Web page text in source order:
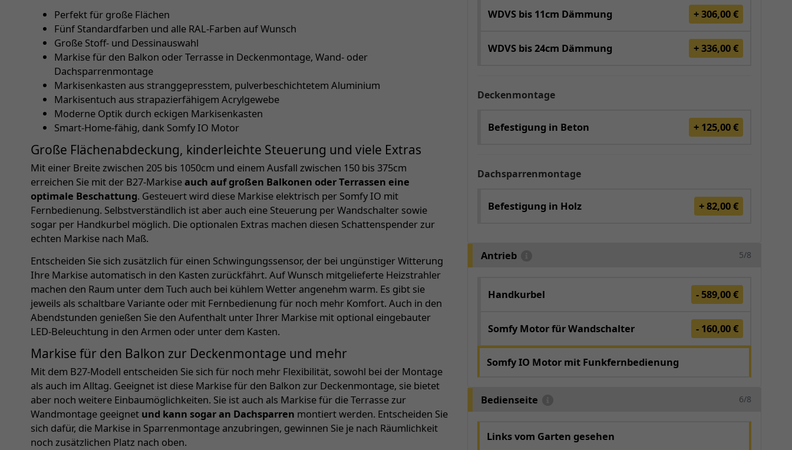
Perfekt für große Flächen
Fünf Standardfarben und alle RAL-Farben auf Wunsch
Große Stoff- und Dessinauswahl
Markise für den Balkon oder Terrasse in Deckenmontage, Wand- oder
Dachsparrenmontage
Markisenkasten aus stranggepresstem, pulverbeschichtetem Aluminium
Markisentuch aus strapazierfähigem Acrylgewebe
Moderne Optik durch eckigen Markisenkasten
Smart-Home-fähig, dank Somfy IO Motor
Große Flächenabdeckung, kinderleichte Steuerung und viele Extras
Mit einer Breite zwischen 205 bis 1050cm und einem Ausfall zwischen 150 bis 375cm
erreichen Sie mit der B27-Markiseauch auf großen Balkonen oder Terrassen eine
optimale Beschattung. Gesteuert wird diese Markise elektrisch per Somfy IO mit
Fernbedienung. Selbstverständlich ist aber auch eine Steuerung per Wandschalter sowie
sogar per Handkurbel möglich. Die optionalen Extras machen diesen Schattenspender zur
echten Markise nach Maß.
Entscheiden Sie sich zusätzlich für einen Schwingungssensor, der bei ungünstiger Witterung
Ihre Markise automatisch in den Kasten zurückfährt. Auf Wunsch mitgelieferte Heizstrahler
machen den Raum unter dem Tuch auch bei kühlem Wetter angenehm warm. Es gibt sie
jeweils als schaltbare Variante oder mit Fernbedienung für noch mehr Komfort. Auch in den
Abendstunden genießen Sie den Aufenthalt unter Ihrer Markise mit optional eingebauter
LED-Beleuchtung in den Armen oder unter dem Kasten.
Markise für den Balkon zur Deckenmontage und mehr
Mit dem B27-Modell entscheiden Sie sich für noch mehr Flexibilität, sowohl bei der Montage
als auch im Alltag. Geeignet ist diese Markise für den Balkon zur Deckenmontage, sie bietet
aber noch weitere Einbaumöglichkeiten. Sie ist auch als Markise für die Terrasse zur
Wandmontage geeignet und kann sogar an Dachsparren montiert werden. Entscheiden Sie
sich dafür, die Markise in Sparrenmontage anzubringen, gewinnen Sie je nach Räumlichkeit
noch zusätzlichen Platz nach oben.
WDVS bis 11cm Dämmung + 306,00 €
WDVS bis 24cm Dämmung + 336,00 €
Deckenmontage
Befestigung in Beton + 125,00 €
Dachsparrenmontage
Befestigung in Holz + 82,00 €
Antrieb 5/8
Handkurbel - 589,00 €
Somfy Motor für Wandschalter - 160,00 €
Somfy IO Motor mit Funkfernbedienung
Bedienseite 6/8
Links vom Garten gesehen